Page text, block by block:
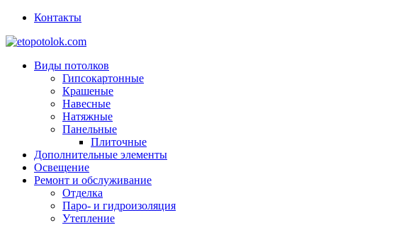
Контакты
Виды потолков
Гипсокартонные
Крашеные
Навесные
Натяжные
Панельные
Плиточные
Дополнительные элементы
Освещение
Ремонт и обслуживание
Отделка
Паро- и гидроизоляция
Утепление